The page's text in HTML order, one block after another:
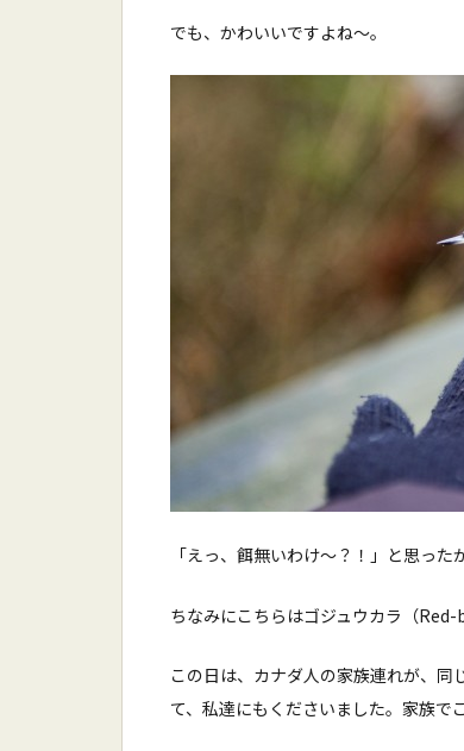
でも、かわいいですよね〜。
「えっ、餌無いわけ〜？！」と思っ
ちなみにこちらはゴジュウカラ（
この日は、カナダ人の家族連れが、同
て、私達にもくださいました。家族で